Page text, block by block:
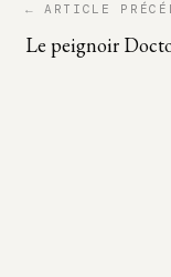
← ARTICLE
Le peignoir